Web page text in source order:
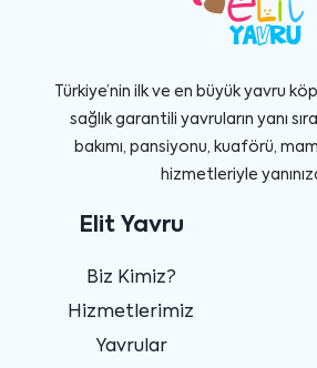
Türkiye’nin ilk ve en büyük yavru
sağlık garantili yavruların yanı
bakımı, pansiyonu, kuaförü,
hizmetleriyle
Elit Yavru
Biz Kimiz?
Hizmetlerimiz
Yavrular